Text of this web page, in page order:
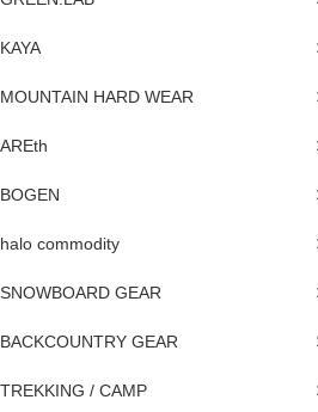
KAYA
MOUNTAIN HARD WEAR
AREth
BOGEN
halo commodity
SNOWBOARD GEAR
BACKCOUNTRY GEAR
TREKKING / CAMP